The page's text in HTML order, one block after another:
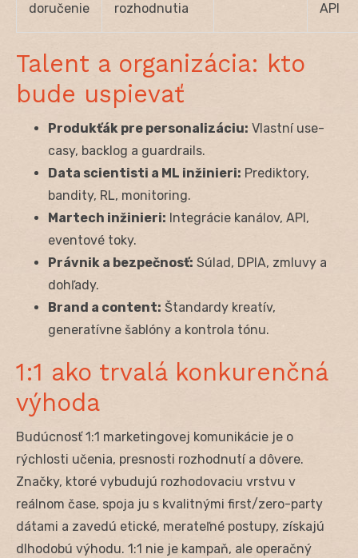
doručenie
rozhodnutia
API
Talent a organizácia: kto
bude uspievať
Produkťák pre personalizáciu: Vlastní use-
casy, backlog a guardrails.
Data scientisti a ML inžinieri: Prediktory,
bandity, RL, monitoring.
Martech inžinieri: Integrácie kanálov, API,
eventové toky.
Právnik a bezpečnosť: Súlad, DPIA, zmluvy a
dohľady.
Brand a content: Štandardy kreatív,
generatívne šablóny a kontrola tónu.
1:1 ako trvalá konkurenčná
výhoda
Budúcnosť 1:1 marketingovej komunikácie je o
rýchlosti učenia, presnosti rozhodnutí a dôvere.
Značky, ktoré vybudujú rozhodovaciu vrstvu v
reálnom čase, spoja ju s kvalitnými first/zero-party
dátami a zavedú etické, merateľné postupy, získajú
dlhodobú výhodu. 1:1 nie je kampaň, ale operačný